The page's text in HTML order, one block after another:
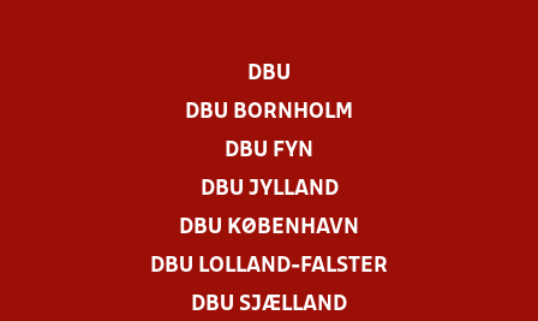
DBU
DBU BORNHOLM
DBU FYN
DBU JYLLAND
DBU KØBENHAVN
DBU LOLLAND-FALSTER
DBU SJÆLLAND